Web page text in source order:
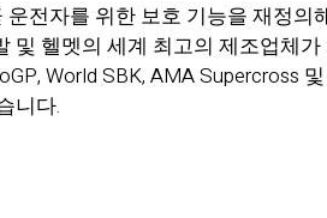
전자를 위한 보호 기능을 재정
및 헬멧의 세계 최고의 제조업체
World SBK, AMA Supercross
니다.